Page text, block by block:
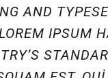
AND
IPSUM